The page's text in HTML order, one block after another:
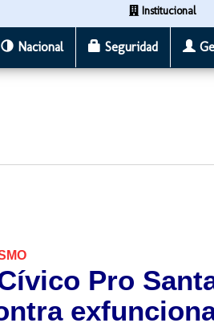
Institucional
Nacional Seguridad
Pro